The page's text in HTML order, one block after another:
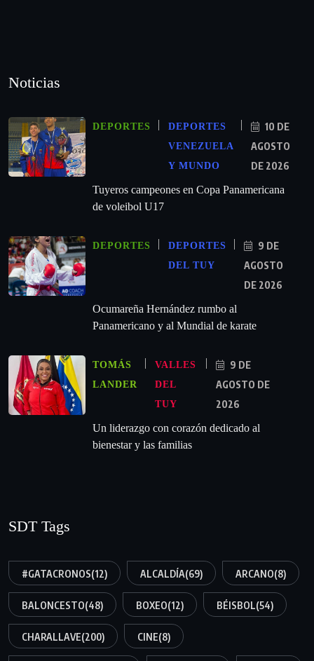
Noticias
DEPORTES
DEPORTES
VENEZUELA
Y MUNDO
10 DE
AGOSTO
DE 2026
Tuyeros campeones en Copa Panamericana
de voleibol U17
DEPORTES
DEPORTES
DEL TUY
9 DE
AGOSTO
DE 2026
Ocumareña Hernández rumbo al
Panamericano y al Mundial de karate
TOMÁS
LANDER
VALLES
DEL
TUY
9 DE
AGOSTO DE
2026
Un liderazgo con corazón dedicado al
bienestar y las familias
SDT Tags
#GATACRONOS(12) ALCALDÍA(69) ARCANO(8)
BALONCESTO(48) BOXEO(12) BÉISBOL(54)
CHARALLAVE(200) CINE(8)